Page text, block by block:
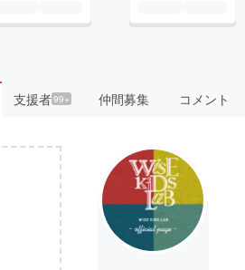
支援者99+ 仲間募集 コメント